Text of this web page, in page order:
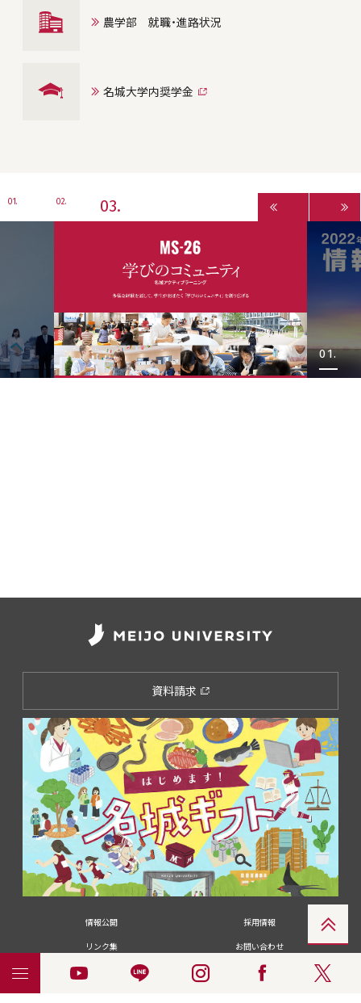
農学部 就職・進路状況
名城大学内奨学金
1 2 3
資料請求
情報公開
採用情報
リンク集
お問い合わせ
メディアの皆さま
卒業生の皆さま